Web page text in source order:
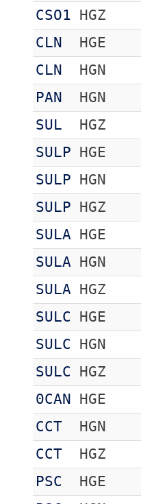
CSO1
HGZ
CLN
HGE
CLN
HGN
PAN
HGN
SUL
HGZ
SULP
HGE
SULP
HGN
SULP
HGZ
SULA
HGE
SULA
HGN
SULA
HGZ
SULC
HGE
SULC
HGN
SULC
HGZ
0CAN
HGE
CCT
HGN
CCT
HGZ
PSC
HGE